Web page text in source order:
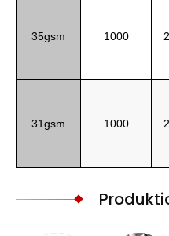
35gsm 1000
31gsm 1000